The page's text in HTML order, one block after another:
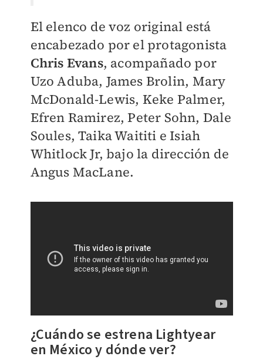
El elenco de voz original está
encabezado por el protagonista
Chris Evans, acompañado por
Uzo Aduba, James Brolin, Mary
McDonald-Lewis, Keke Palmer,
Efren Ramirez, Peter Sohn, Dale
Soules, Taika Waititi e Isiah
Whitlock Jr, bajo la dirección de
Angus MacLane.
¿Cuándo se estrena Lightyear
en México y dónde ver?